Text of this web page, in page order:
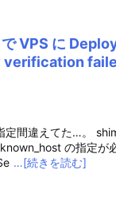
VPS に
verification
定間違えてた…。
の指定が
…[続きを読む]